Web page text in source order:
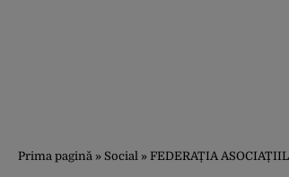
Prima pagină » Social » FEDERAȚIA